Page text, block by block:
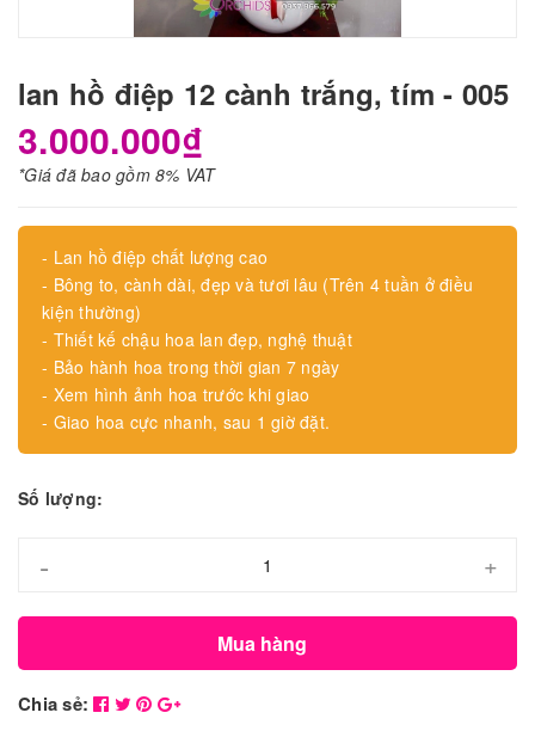
lan hồ điệp 12 cành trắng, tím - 005
3.000.000₫
*Giá đã bao gồm 8% VAT
- Lan hồ điệp chất lượng cao
- Bông to, cành dài, đẹp và tươi lâu (Trên 4 tuần ở điều
kiện thường)
- Thiết kế chậu hoa lan đẹp, nghệ thuật
- Bảo hành hoa trong thời gian 7 ngày
- Xem hình ảnh hoa trước khi giao
- Giao hoa cực nhanh, sau 1 giờ đặt.
Số lượng:
- +
Mua hàng
Chia sẻ: